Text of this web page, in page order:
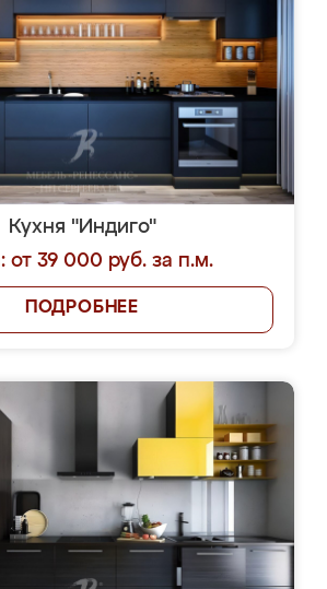
Кухня "Индиго"
от 39 000 руб. за п.м.
ПОДРОБНЕЕ